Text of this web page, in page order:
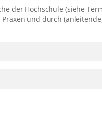
der Hochschule (siehe
und durch